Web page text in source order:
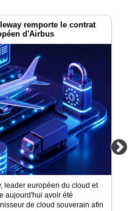
remporte le contrat
d'Airbus
leader européen du cloud et
aujourd'hui avoir été
de cloud souverain afin